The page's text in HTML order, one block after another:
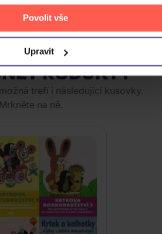
Povolit vše
Upravit
Skladem
VŠECHNY
PRODUKTY
trefí i následující kusovky.
Mrkněte na ně.